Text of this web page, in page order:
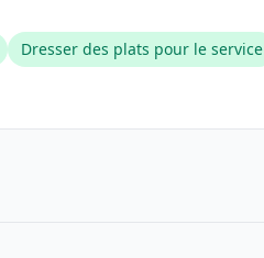
Dresser des plats pour le service